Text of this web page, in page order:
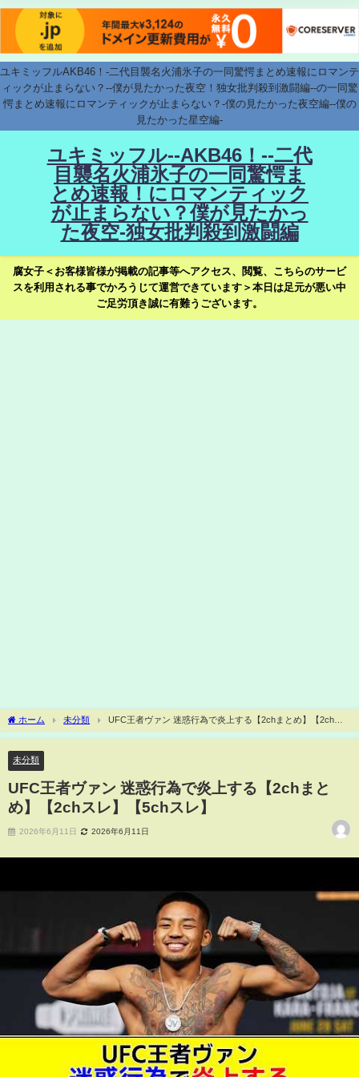
ユキミッフルAKB46！-二代目襲名火浦氷子の一同驚愕まとめ速報にロマンテ
ィックが止まらない？--僕が見たかった夜空！独女批判殺到激闘編--の一同驚
愕まとめ速報にロマンティックが止まらない？-僕の見たかった夜空編--僕の
見たかった星空編-
ユキミッフル--AKB46！--二代
目襲名火浦氷子の一同驚愕ま
とめ速報！にロマンティック
が止まらない？僕が見たかっ
た夜空-独女批判殺到激闘編
腐女子＜お客様皆様が掲載の記事等へアクセス、閲覧、こちらのサービ
スを利用される事でかろうじて運営できています＞本日は足元が悪い中
ご足労頂き誠に有難うございます。
ホーム 未分類
UFC王者ヴァン 迷惑行為で炎上する【2chまとめ】【2chス
レ】【5chスレ】
未分類
UFC王者ヴァン 迷惑行為で炎上する【2chまと
め】【2chスレ】【5chスレ】
2026年6月11日 2026年6月11日